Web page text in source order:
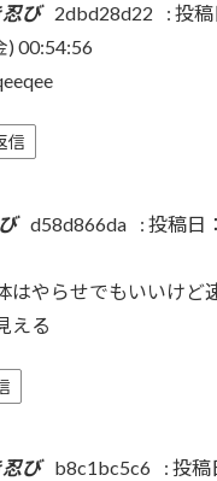
忍び 2dbd28d22 : 投稿
) 00:54:56
信
d58d866da : 投稿日
はやらせでもいいけど
える
忍び b8c1bc5c6 : 投稿